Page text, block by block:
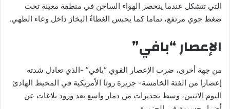
التي تتشكل عندما ينحصر الهواء الساخن في منطقة معينة تحت
ضغط جوي مرتفع، تماما كما يحبس الغطاءُ البخارَ داخل وعاء الطهي.
الإعصار “بافي”
من جهة أخرى، ضرب الإعصار القوي “بافي” -الذي تعادل شدته
إعصارا من الفئة الخامسة- جزيرة روتا الأمريكية في المحيط الهادئ
اليوم الاثنين، وسط تحذيرات من دمار واسع بعد ورود بلاغات عن